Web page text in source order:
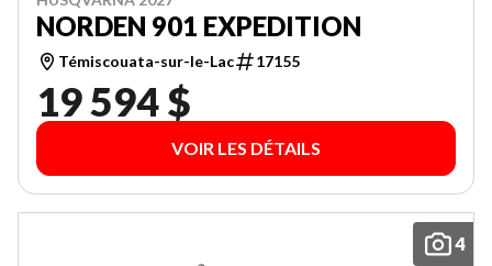
NORDEN 901 EXPEDITION
Témiscouata-sur-le-Lac 17155
19 594 $
VOIR LES DÉTAILS
4